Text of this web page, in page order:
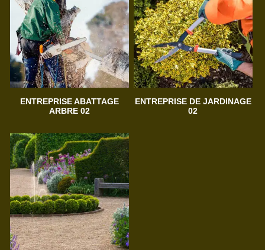
ENTREPRISE ABATTAGE
ARBRE 02
ENTREPRISE DE JARDINAGE
02